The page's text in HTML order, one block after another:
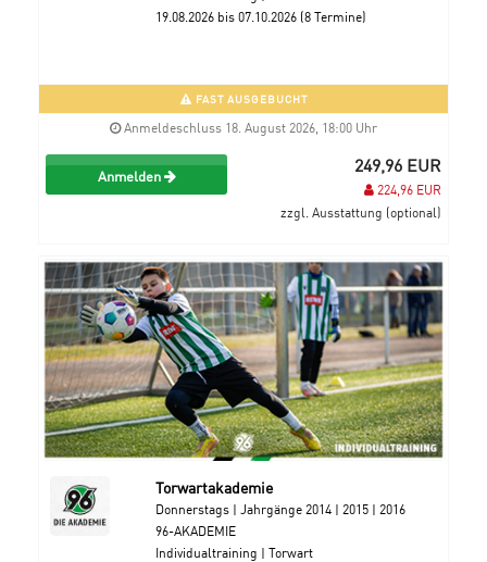
19.08.2026 bis 07.10.2026 (8 Termine)
FAST AUSGEBUCHT
Anmeldeschluss 18. August 2026, 18:00 Uhr
Anmelden 249,96 EUR
224,96 EUR
zzgl. Ausstattung (optional)
Torwartakademie
Donnerstags | Jahrgänge 2014 | 2015 | 2016
96-AKADEMIE
Individualtraining | Torwart